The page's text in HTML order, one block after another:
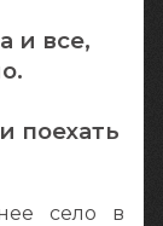
и все,
поехать
село в